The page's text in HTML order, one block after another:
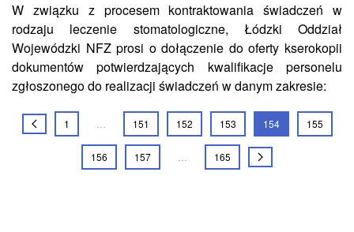
W związku z procesem kontraktowania świadczeń w
rodzaju leczenie stomatologiczne, Łódzki Oddział
Wojewódzki NFZ prosi o dołączenie do oferty kserokopii
dokumentów potwierdzających kwalifikacje personelu
zgłoszonego do realizacji świadczeń w danym zakresie:
1 151 152 153 154 155
156 157 165